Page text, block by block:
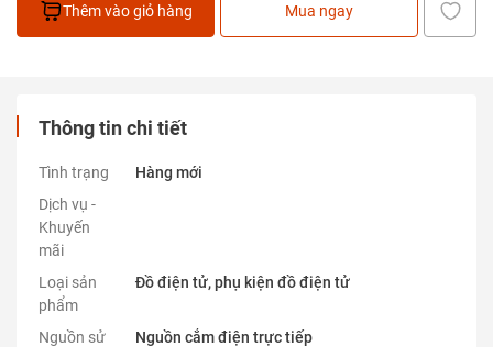
Thêm vào giỏ hàng Mua ngay
Thông tin chi tiết
Tình trạng
Hàng mới
Dịch vụ -
Khuyến
mãi
Loại sản
phẩm
Đồ điện tử, phụ kiện đồ điện tử
Nguồn sử
Nguồn cắm điện trực tiếp